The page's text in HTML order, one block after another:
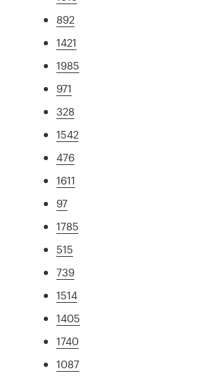
892
1421
1985
971
328
1542
476
1611
97
1785
515
739
1514
1405
1740
1087